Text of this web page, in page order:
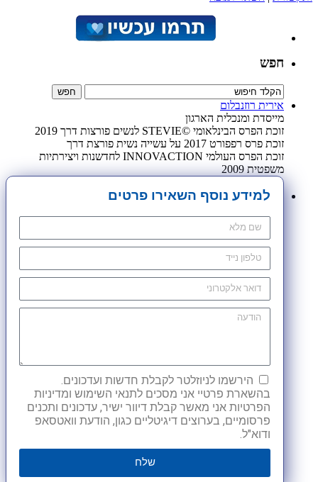
חפש
אירית רוזנבלום
מייסדת ומנכלית הארגון
זוכת הפרס הבינלאומי ©STEVIE לנשים פורצות דרך 2019
זוכת פרס רפפורט 2017 על עשייה נשית פורצת דרך
זוכת הפרס העולמי INNOVACTION לחדשנות ויצירתיות
משפטית 2009
למידע נוסף השאירו פרטים
הירשמו לניוזלטר לקבלת חדשות ועדכונים.
בהשארת פרטיי אני מסכים לתנאי השימוש ומדיניות
הפרטיות אני מאשר קבלת דיוור ישיר, עדכונים ותכנים
פרסומיים, בערוצים דיגיטליים כגון, הודעת וואטסאפ
ודוא"ל.
שלח